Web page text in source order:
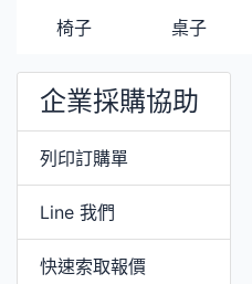
椅子 桌子
企業採購協助
列印訂購單
Line 我們
快速索取報價